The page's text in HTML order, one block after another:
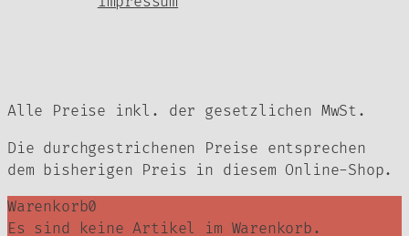
Alle Preise inkl. der gesetzlichen MwSt.
Die durchgestrichenen Preise entsprechen
dem bisherigen Preis in diesem Online-Shop.
Warenkorb0
Es sind keine Artikel im Warenkorb.